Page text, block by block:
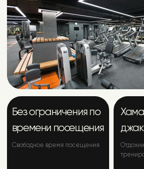
Ваш личный кабинет
в мобильном
приложении Orange
Fitness – это